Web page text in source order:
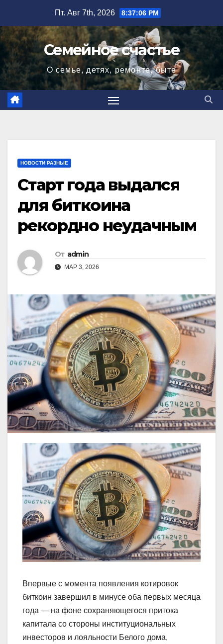
содержимому
Пт. Авг 7th, 2026 8:37:07 PM
Семейное счастье
О семье, детях, ремонте, быте
НОВОСТИ РАЗНЫЕ
Старт года выдался
для биткоина
рекордно неудачным
От admin
МАР 3, 2026
Впервые с момента появления котировок
биткоин завершил в минусе оба первых месяца
года — на фоне сохраняющегося притока
капитала со стороны институциональных
инвесторов и лояльности Белого дома,